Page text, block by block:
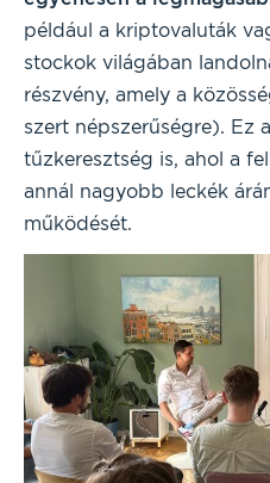
például a kriptovaluták
stockok világában
részvény, amely a
szert népszerűségre). Ez
tűzkeresztség is, ahol a
annál nagyobb leckék
működését.